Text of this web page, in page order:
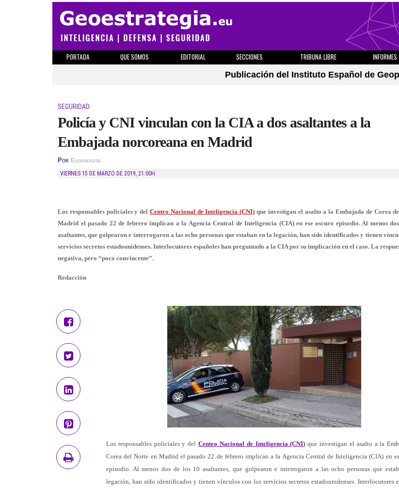
PORTADA QUE SOMOS EDITORIAL SECCIONES TRIBUNA LIBRE INFORMES
Publicación del Instituto Español de
SEGURIDAD
Policía y CNI vinculan con la CIA a dos asaltantes a la
Embajada norcoreana en Madrid
Por Elespiadigital
VIERNES 15 DE MARZO DE 2019, 21:00H
Los responsables policiales y delCentro Nacional de Inteligencia (CNI) que investigan el asalto a la Embajada de Corea
Madrid el pasado 22 de febrero implican a la Agencia Central de Inteligencia (CIA) en ese oscuro episodio. Al menos
asaltantes, que golpearon e interrogaron a las ocho personas que estaban en la legación, han sido identificados y tienen
servicios secretos estadounidenses. Interlocutores españoles han preguntado a la CIA por su implicación en el caso. La
negativa, pero “poco convincente”.
Redacción
Los responsables policiales y delCentro Nacional de Inteligencia (CNI) que investigan el asalto a la
Corea del Norte en Madrid el pasado 22 de febrero implican a la Agencia Central de Inteligencia (CIA) en
episodio. Al menos dos de los 10 asaltantes, que golpearon e interrogaron a las ocho personas que
legación, han sido identificados y tienen vínculos con los servicios secretos estadounidenses. Interlocutores